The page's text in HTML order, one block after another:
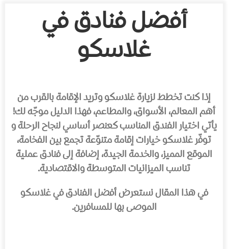
أفضل فنادق في
غلاسكو
إذا كنت تخطط لزيارة غلاسكو وتريد الإقامة بالقرب من
أهم المعالم، الأسواق، والمطاعم، فهذا الدليل موجّه لك!
يأتي اختيار الفندق المناسب كعنصر أساسي لنجاح الرحلة و
توفّر غلاسكو خيارات إقامة متنوّعة تجمع بين الفخامة،
الموقع المميز، والخدمة الجيدة، إضافة إلى فنادق عملية
تناسب الميزانيات المتوسطة والاقتصادية.
في هذا المقال نستعرض أفضل الفنادق في غلاسكو
الموصى بها للمسافرين.